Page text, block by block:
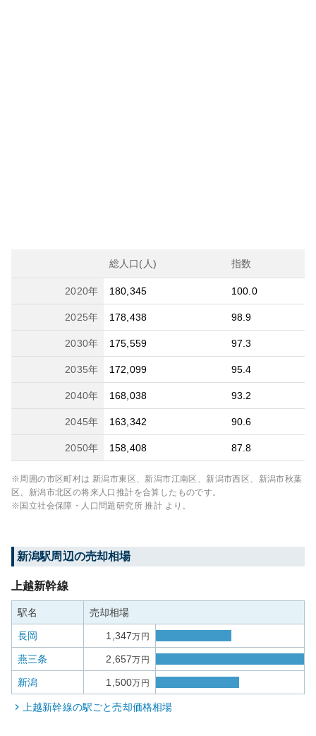
総人口(人) 指数
2020年 180,345 100.0
2025年 178,438 98.9
2030年 175,559 97.3
2035年 172,099 95.4
2040年 168,038 93.2
2045年 163,342 90.6
2050年 158,408 87.8
※周囲の市区町村は 新潟市東区、新潟市江南区、新潟市西区、新潟市秋葉
区、新潟市北区の将来人口推計を合算したものです。
※国立社会保障・人口問題研究所 推計 より。
新潟駅周辺の売却相場
上越新幹線
駅名 売却相場
長岡 1,347万円
燕三条 2,657万円
新潟 1,500万円
上越新幹線の駅ごと売却価格相場